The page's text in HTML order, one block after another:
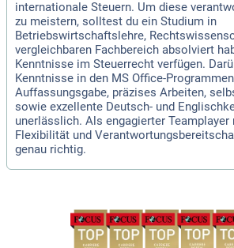
internationale Steuern. Um diese
zu meistern, solltest du ein Studium in
Betriebswirtschaftslehre,
vergleichbaren Fachbereich absolviert
Kenntnisse im Steuerrecht verfügen.
Kenntnisse in den MS Office-
Auffassungsgabe, präzises Arbeiten,
sowie exzellente Deutsch- und
unerlässlich. Als engagierter
Flexibilität und
genau richtig.